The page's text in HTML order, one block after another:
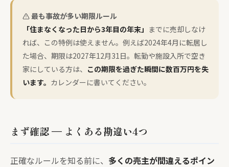
最も事故が多い期限ルール
「住まなくなった日から3年目の年末」 までに売却しなけ
れば、この特例は使えません。例えば2024年4月に転居し
た場合、期限は2027年12月31日。転勤や施設入所で空き
家にしている方は、 この期限を過ぎた瞬間に数百万円を失
います。 カレンダーに書いてください。
まず確認 — よくある勘違い4つ
正確なルールを知る前に、 多くの売主が間違えるポイン